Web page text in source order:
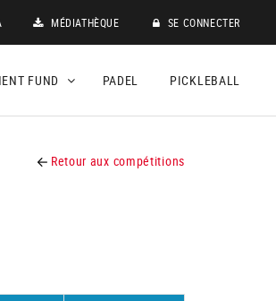
MÉDIATHÈQUE SE CONNECTER
FUND PADEL PICKLEBALL
Retour aux compétitions